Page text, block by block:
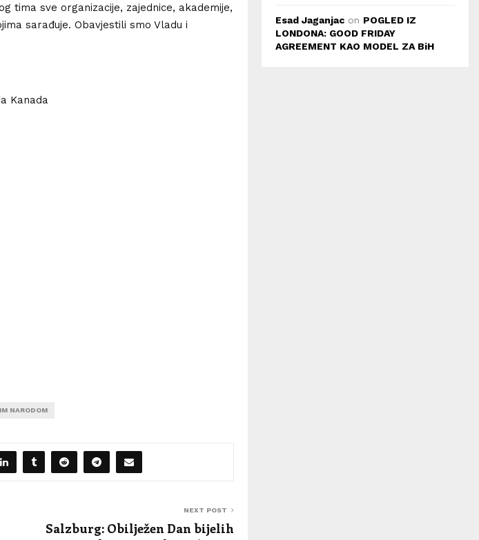
tima sve organizacije, zajednice, akademije,
sarađuje. Obavjestili smo Vladu i
Kanada
NARODOM
NEXT POST
Salzburg: Obilježen Dan bijelih
Esad Jaganjac on POGLED IZ
LONDONA: GOOD FRIDAY
AGREEMENT KAO MODEL ZA BiH